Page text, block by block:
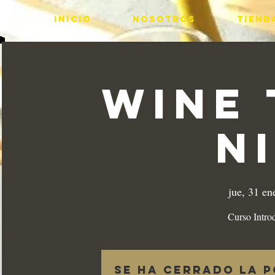
INICIO Nosotros
Wine
jue, 31
Curso
Se ha cerrado la